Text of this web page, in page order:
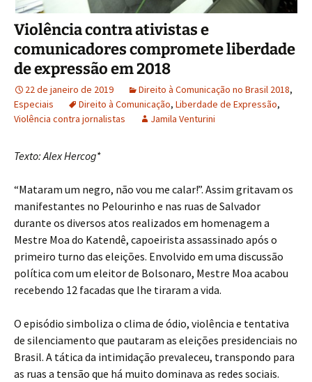
Violência contra ativistas e
comunicadores compromete liberdade
de expressão em 2018
22 de janeiro de 2019 Direito à Comunicação no Brasil 2018,
Especiais
Direito à Comunicação, Liberdade de Expressão,
Violência contra jornalistas
Jamila Venturini
Texto: Alex Hercog*
“Mataram um negro, não vou me calar!”. Assim gritavam os
manifestantes no Pelourinho e nas ruas de Salvador
durante os diversos atos realizados em homenagem a
Mestre Moa do Katendê, capoeirista assassinado após o
primeiro turno das eleições. Envolvido em uma discussão
política com um eleitor de Bolsonaro, Mestre Moa acabou
recebendo 12 facadas que lhe tiraram a vida.
O episódio simboliza o clima de ódio, violência e tentativa
de silenciamento que pautaram as eleições presidenciais no
Brasil. A tática da intimidação prevaleceu, transpondo para
as ruas a tensão que há muito dominava as redes sociais.